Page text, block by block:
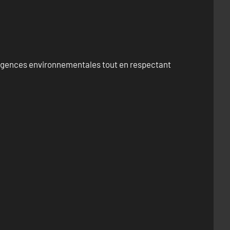
environnementales tout en respectant